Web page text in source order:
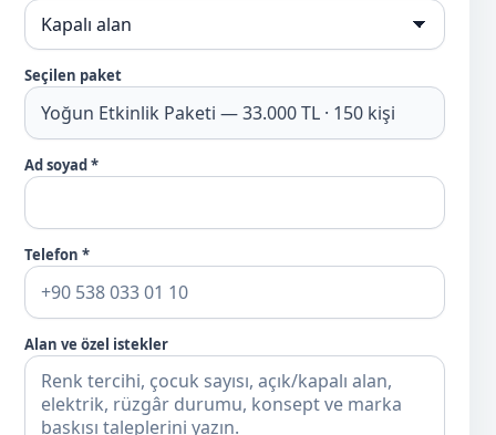
Seçilen paket
Ad soyad *
Telefon *
Alan ve özel istekler